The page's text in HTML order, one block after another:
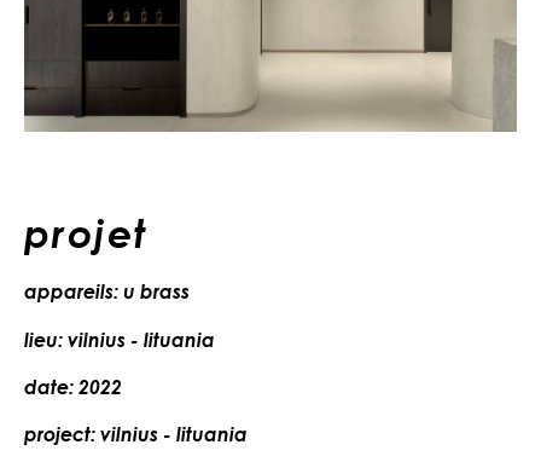
projet
appareils: u brass
lieu: vilnius - lituania
date: 2022
project: vilnius - lituania